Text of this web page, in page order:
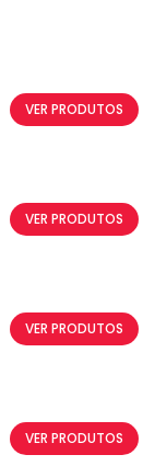
VER PRODUTOS
VER PRODUTOS
VER PRODUTOS
VER PRODUTOS